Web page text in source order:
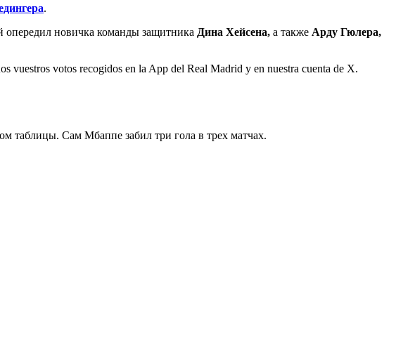
.
новичка команды защитника Дина Хейсена, а также Арду Гюлера,
vuestros votos recogidos en la App del Real Madrid y en nuestra cuenta de X.
таблицы. Сам Мбаппе забил три гола в трех матчах.